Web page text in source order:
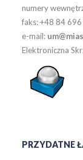
numery
faks: +48 84
e-mail:
Elektroniczna
PRZYDATNE